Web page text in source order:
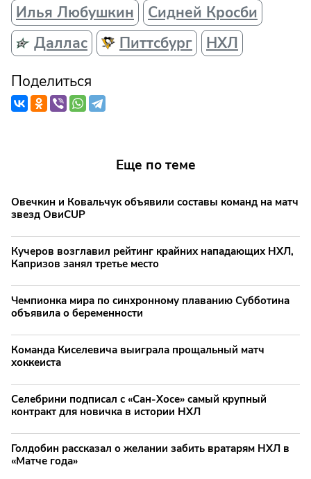
Илья Любушкин
Сидней Кросби
Даллас
Питтсбург
НХЛ
Поделиться
Еще по теме
Овечкин и Ковальчук объявили составы команд на матч
звезд ОвиCUP
Кучеров возглавил рейтинг крайних нападающих НХЛ,
Капризов занял третье место
Чемпионка мира по синхронному плаванию Субботина
объявила о беременности
Команда Киселевича выиграла прощальный матч
хоккеиста
Селебрини подписал с «Сан-Хосе» самый крупный
контракт для новичка в истории НХЛ
Голдобин рассказал о желании забить вратарям НХЛ в
«Матче года»